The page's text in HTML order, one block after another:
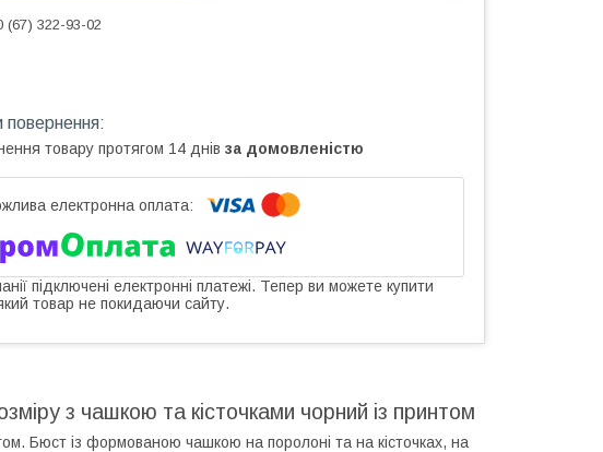
(67) 322-93-02
товару протягом 14 днів за домовленістю
підключені електронні платежі. Тепер ви можете купити
товар не покидаючи сайту.
з чашкою та кісточками чорний із принтом
Бюст із формованою чашкою на поролоні та на кісточках, на